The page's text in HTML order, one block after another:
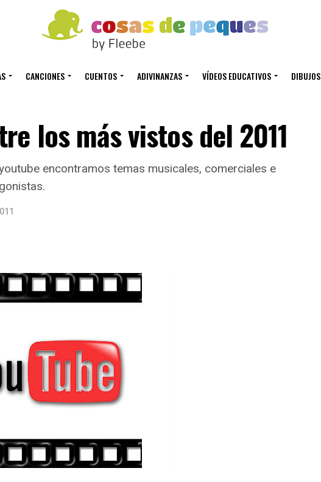
CANCIONES CUENTOS ADIVINANZAS VÍDEOS EDUCATIVOS DIBUJOS
los más vistos del 2011
encontramos temas musicales, comerciales e